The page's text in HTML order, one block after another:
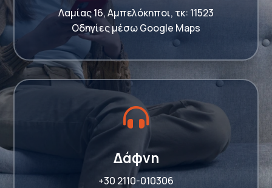
Λαμίας 16, Αμπελόκηποι, τκ: 11523
Οδηγίες μέσω Google Maps

Δάφνη
+30 2110-010306